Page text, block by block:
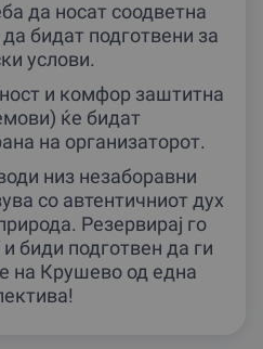
да носат соодветна
бидат подготвени за
услови.
и комфор заштитна
ќе бидат
на организаторот.
низ незаборавни
со автентичниот дух
Резервирај го
биди подготвен да ги
на Крушево од една